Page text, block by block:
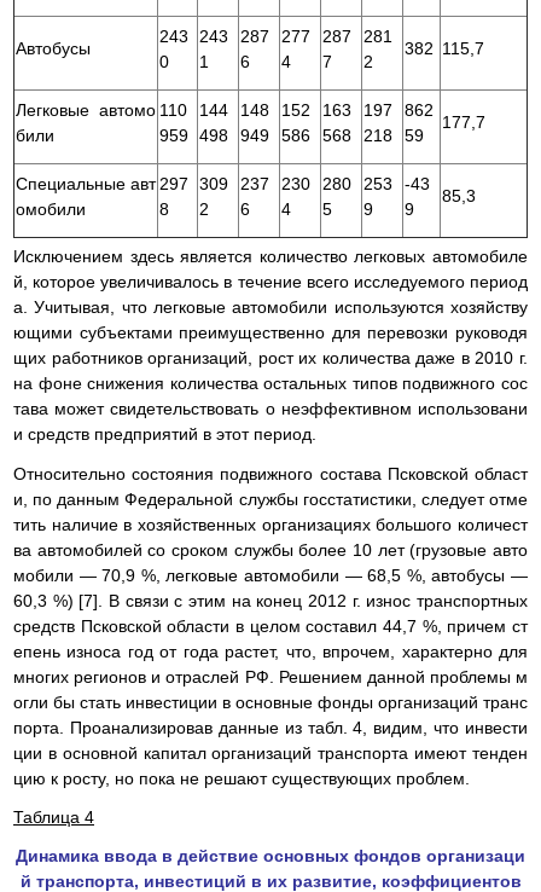
Автобусы
243
0
243
1
287
6
277
4
287
7
281
2
382 115,7
Легковые автомо
били
110
959
144
498
148
949
152
586
163
568
197
218
862
59
177,7
Специальные авт
омобили
297
8
309
2
237
6
230
4
280
5
253
9
-43
9
85,3
Исключением здесь является количество легковых автомобиле
й, которое увеличивалось в течение всего исследуемого период
а. Учитывая, что легковые автомобили используются хозяйству
ющими субъектами преимущественно для перевозки руководя
щих работников организаций, рост их количества даже в 2010 г.
на фоне снижения количества остальных типов подвижного сос
тава может свидетельствовать о неэффективном использовани
и средств предприятий в этот период.
Относительно состояния подвижного состава Псковской област
и, по данным Федеральной службы госстатистики, следует отме
тить наличие в хозяйственных организациях большого количест
ва автомобилей со сроком службы более 10 лет (грузовые авто
мобили — 70,9 %, легковые автомобили — 68,5 %, автобусы —
60,3 %) [7]. В связи с этим на конец 2012 г. износ транспортных
средств Псковской области в целом составил 44,7 %, причем ст
епень износа год от года растет, что, впрочем, характерно для
многих регионов и отраслей РФ. Решением данной проблемы м
огли бы стать инвестиции в основные фонды организаций транс
порта. Проанализировав данные из табл. 4, видим, что инвести
ции в основной капитал организаций транспорта имеют тенден
цию к росту, но пока не решают существующих проблем.
Таблица 4
Динамика ввода в действие основных фондов организаци
й транспорта, инвестиций в их развитие, коэффициентов